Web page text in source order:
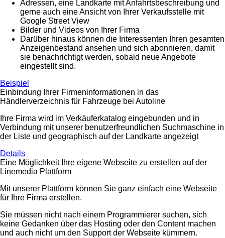
Adressen, eine Landkarte mit Anfahrtsbeschreibung und
gerne auch eine Ansicht von Ihrer Verkaufsstelle mit
Google Street View
Bilder und Videos von Ihrer Firma
Darüber hinaus können die Interessenten Ihren gesamten
Anzeigenbestand ansehen und sich abonnieren, damit
sie benachrichtigt werden, sobald neue Angebote
eingestellt sind.
Beispiel
Einbindung Ihrer Firmeninformationen in das
Händlerverzeichnis für Fahrzeuge bei Autoline
Ihre Firma wird im Verkäuferkatalog eingebunden und in
Verbindung mit unserer benutzerfreundlichen Suchmaschine in
der Liste und geographisch auf der Landkarte angezeigt
Details
Eine Möglichkeit Ihre eigene Webseite zu erstellen auf der
Linemedia Plattform
Mit unserer Plattform können Sie ganz einfach eine Webseite
für Ihre Firma erstellen.
Sie müssen nicht nach einem Programmierer suchen, sich
keine Gedanken über das Hosting oder den Content machen
und auch nicht um den Support der Webseite kümmern.